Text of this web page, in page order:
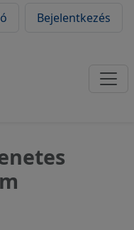
Bejelentkezés